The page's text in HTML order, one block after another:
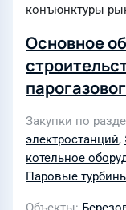
конъюнктуры
Основное
Шоссейная,
Закупки по
электростанций,
котельное
Паровые